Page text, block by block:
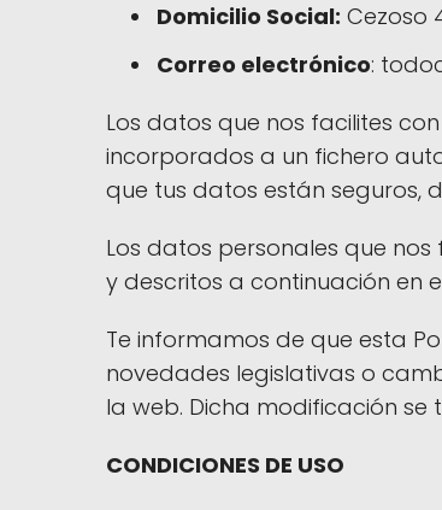
Domicilio Social: Cezoso
Correo electrónico:
Los datos que nos facilites
incorporados a un fichero
que tus datos están seguros,
Los datos personales que
y descritos a continuación en
Te informamos de que esta
novedades legislativas o
la web. Dicha modificación
CONDICIONES DE USO